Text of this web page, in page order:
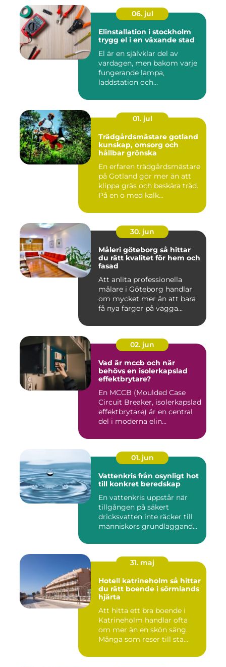
06. jul
Elinstallation i stockholm
trygg el i en växande stad
El är en självklar del av
vardagen, men bakom varje
fungerande lampa,
laddstation och
01. jul
Trädgårdsmästare gotland
kunskap, omsorg och
hållbar grönska
En erfaren trädgårdsmästare
på Gotland gör mer än att
klippa gräs och beskära träd.
På en ö med kalk...
30. jun
Måleri göteborg så hittar
du rätt kvalitet för hem och
fasad
Att anlita professionella
målare i Göteborg handlar
om mycket mer än att bara
få nya färger på vägga...
02. jun
Vad är mccb och när
behövs en isolerkapslad
effektbrytare?
En MCCB (Moulded Case
Circuit Breaker, isolerkapslad
effektbrytare) är en central
del i moderna elin...
01. jun
Vattenkris från osynligt hot
till konkret beredskap
En vattenkris uppstår när
tillgången på säkert
dricksvatten inte räcker till
människors grundläggand...
31. maj
Hotell katrineholm så hittar
du rätt boende i sörmlands
hjärta
Att hitta ett bra boende i
Katrineholm handlar ofta
om mer än en skön säng.
Många som reser till sta...